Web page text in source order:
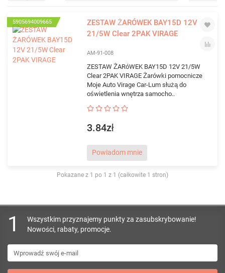
5905694009665
ZESTAW ŻARÓWEK BAY15D 12V
21/5W Clear 2PAK VIRAGE
AM-91-008
ZESTAW ŻARóWEK BAY15D 12V 21/5W
Clear 2PAK VIRAGE Żarówki pomocnicze
Moje Auto Virage Car-Lum służą do
oświetlenia wnętrza samocho..
3.84zł
Powiadom mnie
Pokazane z 1 po 1 z 1 (całkowite 1 stron)
1
Wszystkim przyznajemy punkty za zasubskrybowanie!
Nowości, rabaty, promocje.